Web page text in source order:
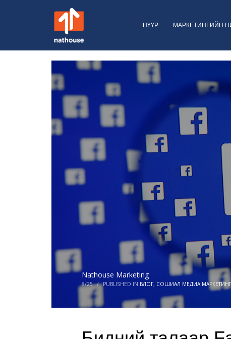
НҮҮР МАРКЕТИНГИЙН
Nathouse Marketing
8/25 / PUBLISHED IN БЛОГ, СОШИАЛ МЕДИА МАРКЕТИНГ